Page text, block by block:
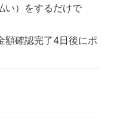
い）をするだけで
額確認完了4日後にポ